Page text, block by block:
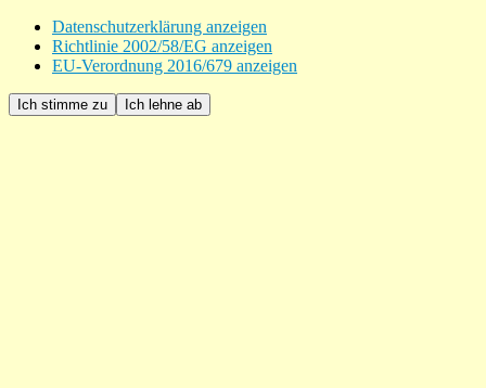
Datenschutzerklärung anzeigen
Richtlinie 2002/58/EG anzeigen
EU-Verordnung 2016/679 anzeigen
Ich stimme zu Ich lehne ab